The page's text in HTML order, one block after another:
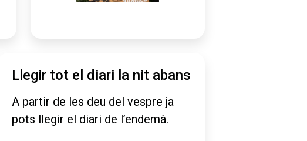
Llegir tot el diari la nit abans
A partir de les deu del vespre ja
pots llegir el diari de l’endemà.